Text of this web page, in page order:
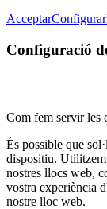
AcceptarConfigurar
Configuració
Com fem servir les
És possible que
dispositiu.
nostres llocs web,
vostra experiència
nostre lloc web.